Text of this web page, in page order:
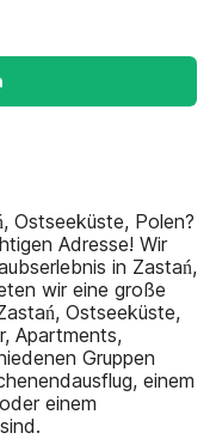
Ostseeküste, Polen?
Adresse! Wir
in Zastań,
wir eine große
Ostseeküste,
Apartments,
Gruppen
einem
einem